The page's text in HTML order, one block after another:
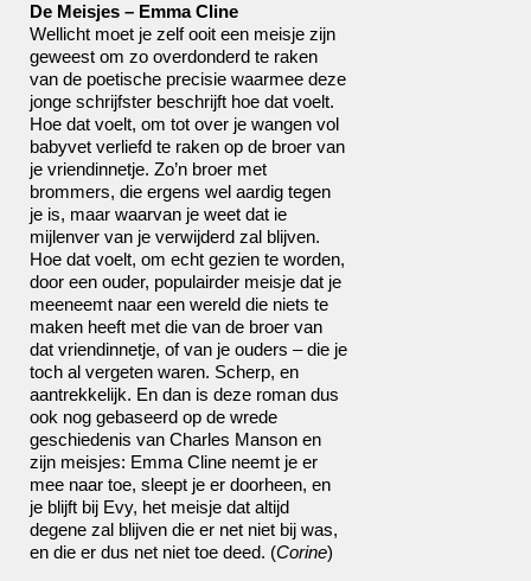
De Meisjes – Emma Cline
Wellicht moet je zelf ooit een meisje zijn
geweest om zo overdonderd te raken
van de poetische precisie waarmee deze
jonge schrijfster beschrijft hoe dat voelt.
Hoe dat voelt, om tot over je wangen vol
babyvet verliefd te raken op de broer van
je vriendinnetje. Zo’n broer met
brommers, die ergens wel aardig tegen
je is, maar waarvan je weet dat ie
mijlenver van je verwijderd zal blijven.
Hoe dat voelt, om echt gezien te worden,
door een ouder, populairder meisje dat je
meeneemt naar een wereld die niets te
maken heeft met die van de broer van
dat vriendinnetje, of van je ouders – die je
toch al vergeten waren. Scherp, en
aantrekkelijk. En dan is deze roman dus
ook nog gebaseerd op de wrede
geschiedenis van Charles Manson en
zijn meisjes: Emma Cline neemt je er
mee naar toe, sleept je er doorheen, en
je blijft bij Evy, het meisje dat altijd
degene zal blijven die er net niet bij was,
en die er dus net niet toe deed. (Corine)